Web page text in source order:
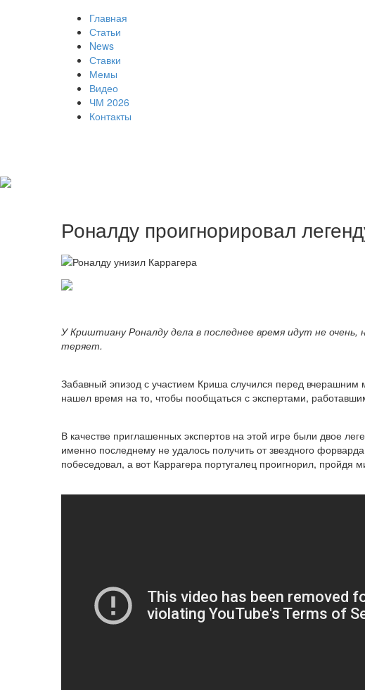
Главная
Статьи
News
Ставки
Мемы
Видео
ЧМ 2026
Контакты
Роналду проигнорировал
У Криштиану Роналду дела в последнее время идут не
теряет.
Забавный эпизод с участием Криша случился перед
нашел время на то, чтобы пообщаться с экспертами,
В качестве приглашенных экспертов на этой игре были двое
именно последнему не удалось получить от звездного
побеседовал, а вот Каррагера португалец проигнорил, пройдя